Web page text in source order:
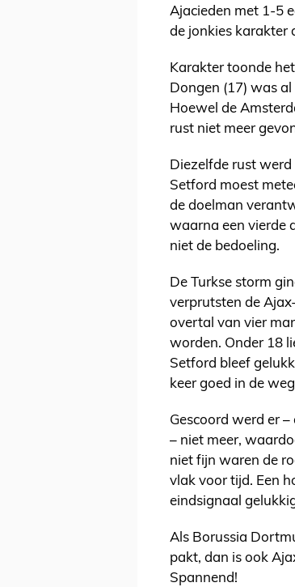
Ajacieden met 1-5
de jonkies karakter
Karakter toonde
Dongen (17) was
Hoewel de
rust niet meer
Diezelfde rust
Setford moest
de doelman
waarna een vierde
niet de bedoeling.
De Turkse storm
verprutsten de
overtal van vier
worden. Onder 18
Setford bleef
keer goed in de
Gescoord werd er
– niet meer,
niet fijn waren de
vlak voor tijd. Een
eindsignaal
Als Borussia
pakt, dan is ook
Spannend!